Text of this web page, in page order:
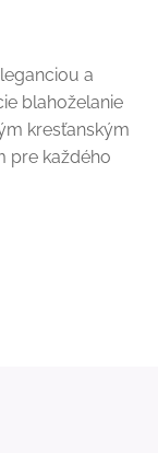
a
blahoželanie
kresťanským
pre každého